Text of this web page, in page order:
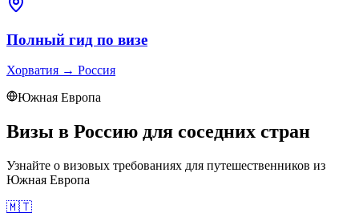
Полный гид по визе
Хорватия → Россия
Южная Европа
Визы в Россию для соседних стран
Узнайте о визовых требованиях для путешественников из
Южная Европа
🇲🇹